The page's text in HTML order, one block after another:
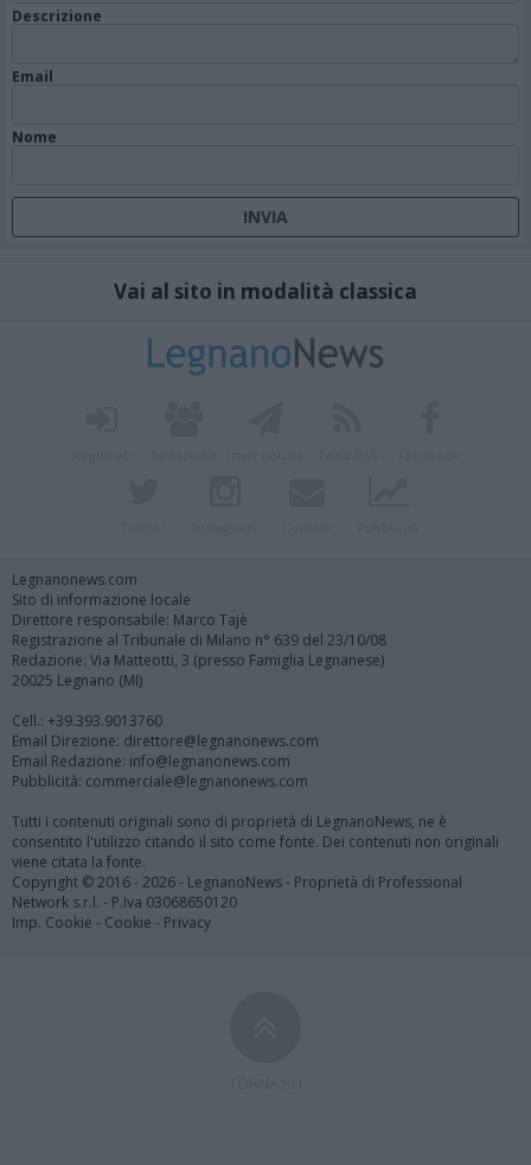
Descrizione
Email
Nome
Vai al sito in modalità classica
Legnanonews.com
Sito di informazione locale
Direttore responsabile: Marco Tajè
Registrazione al Tribunale di Milano n° 639 del 23/10/08
Redazione: Via Matteotti, 3 (presso Famiglia Legnanese)
20025 Legnano (MI)
Cell.: +39.393.9013760
Email Direzione: direttore@legnanonews.com
Email Redazione: info@legnanonews.com
Pubblicità: commerciale@legnanonews.com
Tutti i contenuti originali sono di proprietà di LegnanoNews, ne è
consentito l'utilizzo citando il sito come fonte. Dei contenuti non originali
viene citata la fonte.
Copyright © 2016 - 2026 - LegnanoNews - Proprietà di Professional
Network s.r.l. - P.Iva 03068650120
Imp. Cookie - Cookie - Privacy